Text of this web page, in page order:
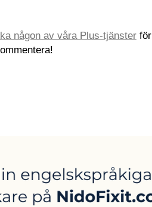
någon av våra Plus-tjänsterför